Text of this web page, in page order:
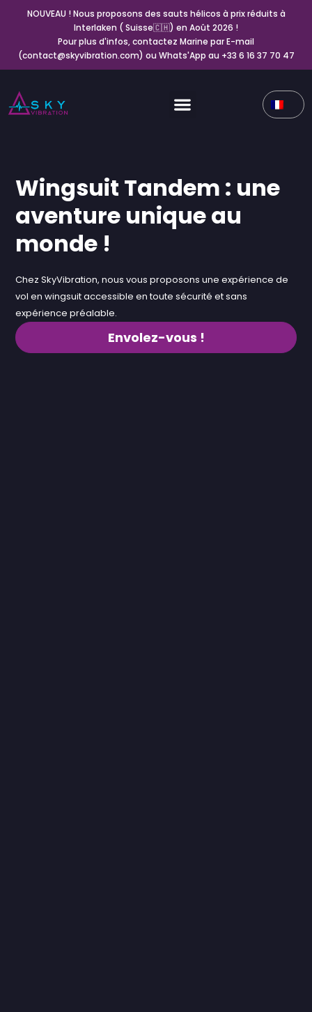
NOUVEAU ! Nous proposons des sauts hélicos à prix réduits à
Interlaken ( Suisse🇨🇭) en Août 2026 !
Pour plus d'infos, contactez Marine par E-mail
(contact@skyvibration.com) ou Whats'App au +33 6 16 37 70 47
Wingsuit Tandem : une
aventure unique au
monde !
Chez SkyVibration, nous vous proposons une expérience de
vol en wingsuit accessible en toute sécurité et sans
expérience préalable.
Envolez-vous !